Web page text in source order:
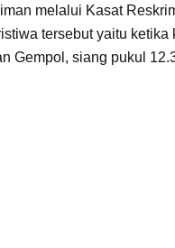
melalui Kasat
tersebut yaitu ketika
Gempol, siang pukul